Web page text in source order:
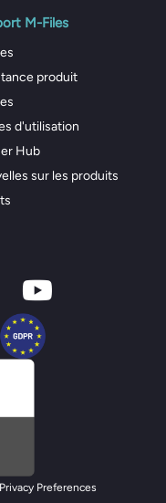
M-Files
produit
d'utilisation
Hub
sur les produits
Privacy Preferences